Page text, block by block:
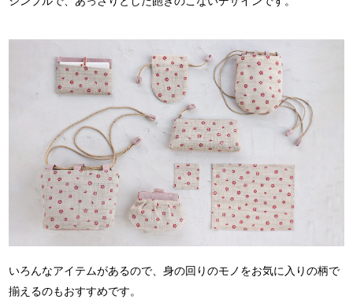
いろんなアイテムがあるので、身の回りのモノをお気に入りの柄で
揃えるのもおすすめです。